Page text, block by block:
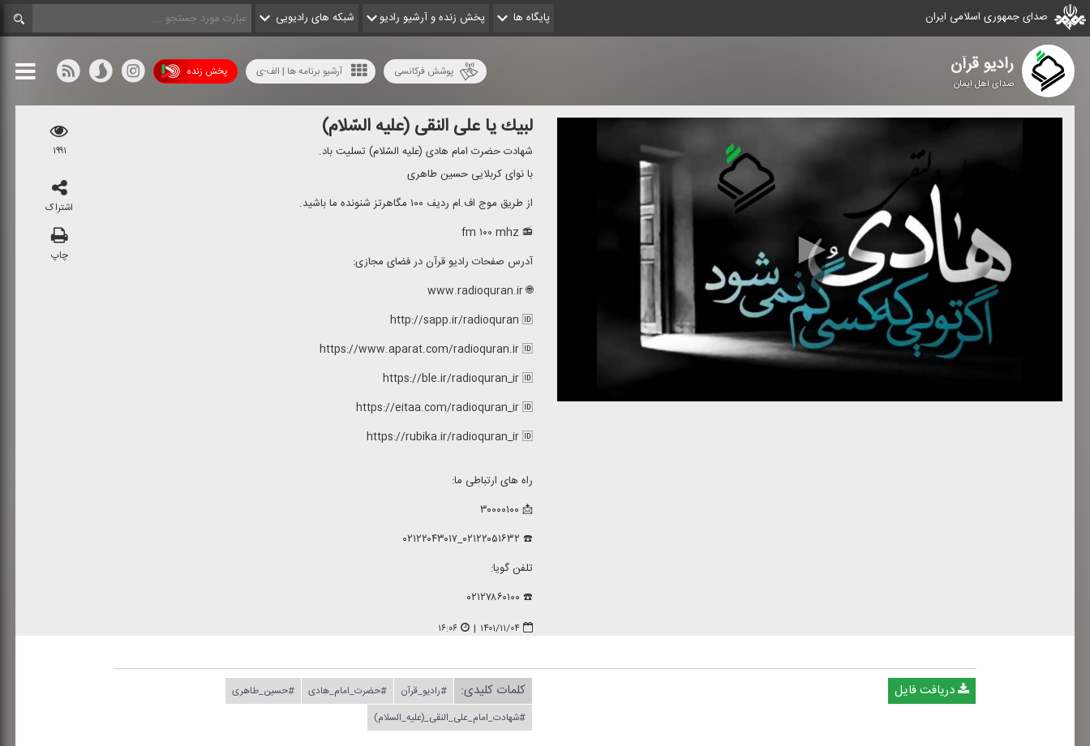
صدای جمهوری اسلامی ایران پایگاه ها پخش زنده و آرشیو رادیو شبکه های رادیویی
رادیو قرآن
صدای اهل ایمان
پخش زنده آرشیو برنامه ها | الف-ی پوشش فرکانسی
لبیك یا علی النقی (علیه السّلام)
شهادت حضرت امام هادی (علیه السّلام) تسلیت باد.
با نوای كربلایی حسین طاهری
از طریق موج اف.ام ردیف ۱۰۰ مگاهرتز شنونده ما باشید.
📻 fm ۱۰۰ mhz
آدرس صفحات رادیو قرآن در فضای مجازی:
🌐 www.radioquran.ir
http://sapp.ir/radioquran 🆔
https://www.aparat.com/radioquran.ir 🆔
https://ble.ir/radioquran_ir 🆔
https://eitaa.com/radioquran_ir 🆔
https://rubika.ir/radioquran_ir 🆔
راه های ارتباطی ما:
📩 ۳۰۰۰۰۱۰۰
☎️ ۰۲۱۲۲۰۵۱۶۳۲_۰۲۱۲۲۰۴۳۰۱۷
تلفن گویا:
☎️ ۰۲۱۲۷۸۶۰۱۰۰
۱۴۰۱/۱۱/۰۴ | ۱۶:۰۶
۱۹۹۱
اشتراک
چاپ
دریافت فایل کلمات کلیدی: #رادیو_قرآن #حضرت_امام_هادی
#حسین_طاهری
#شهادت_امام_علی_النقی_(علیه_السلام)